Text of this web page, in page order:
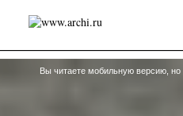
Россия Мир Технологии
Проекты
Конкурсы События
Вы читаете мобильную версию, но